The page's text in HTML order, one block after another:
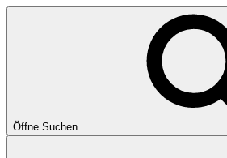
Öffne Suchen